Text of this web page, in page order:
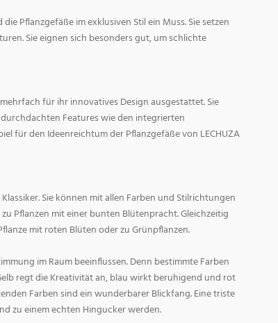
Pflanzgefäße im exklusiven Stil ein Muss. Sie setzen
Sie eignen sich besonders gut, um schlichte
für ihr innovatives Design ausgestattet. Sie
Features wie den integrierten
für den Ideenreichtum der Pflanzgefäße von LECHUZA
Sie können mit allen Farben und Stilrichtungen
Pflanzen mit einer bunten Blütenpracht. Gleichzeitig
mit roten Blüten oder zu Grünpflanzen.
im Raum beeinflussen. Denn bestimmte Farben
regt die Kreativität an, blau wirkt beruhigend und rot
Farben sind ein wunderbarer Blickfang. Eine triste
zu einem echten Hingucker werden.